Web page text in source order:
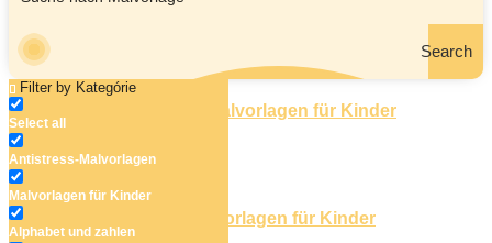
Search
Filter by Kategórie
Select all
Antistress-Malvorlagen
Malvorlagen für Kinder
Alphabet und zahlen
Buchstabe A